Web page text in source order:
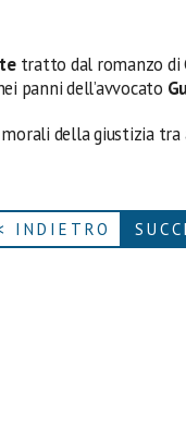
tratto dal romanzo di
panni dell’avvocato
della giustizia
INDIETRO